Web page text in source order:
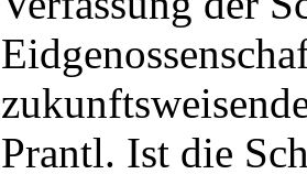
Prantl. Ist die